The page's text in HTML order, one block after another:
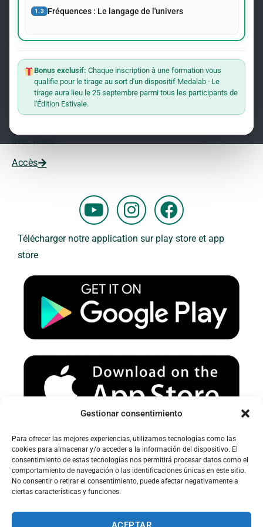
Gestionar consentimiento
Para ofrecer las mejores experiencias, utilizamos tecnologías como las
cookies para almacenar y/o acceder a la información del dispositivo. El
consentimiento de estas tecnologías nos permitirá procesar datos como el
comportamiento de navegación o las identificaciones únicas en este sitio.
No consentir o retirar el consentimiento, puede afectar negativamente a
ciertas características y funciones.
1.3 Fréquences : Le langage de l'univers
Bonus exclusif: Chaque inscription à une formation vous
qualifie pour le tirage au sort d'un dispositif Medalab · Le
tirage aura lieu le 25 septembre parmi tous les participants de
l'Édition Estivale.
événements concernant le Dr Andreas Kalcker et l’Institut
Rejoindre La Liste
Vous souhaitez travailler avec nous ?
Vous voulez faire partie de notre équipe ?
Accès
Y
o
u
u
b
e
I
n
s
a
g
r
a
m
F
a
c
b
o
k
Télécharger notre application sur play store et app
store
Avertissement sur le spam :
Veuillez vérifier votre dossier spam ou courrier indésirable pour
recevoir nos e-mails.